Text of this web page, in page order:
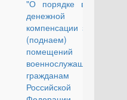
"О порядке выплаты
денежной
компенсации за наем
(поднаем) жилых
помещений
военнослужащим -
гражданам
Российской